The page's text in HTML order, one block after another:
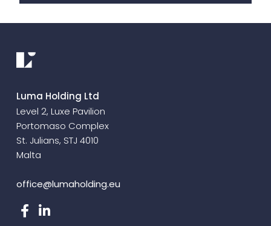
Luma Holding Ltd
Level 2, Luxe Pavilion
Portomaso Complex
St. Julians, STJ 4010
Malta
office@lumaholding.eu